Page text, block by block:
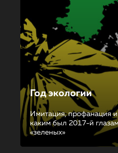
Год экологии
Имитация, профанация
каким был 2017-й
«зеленых»